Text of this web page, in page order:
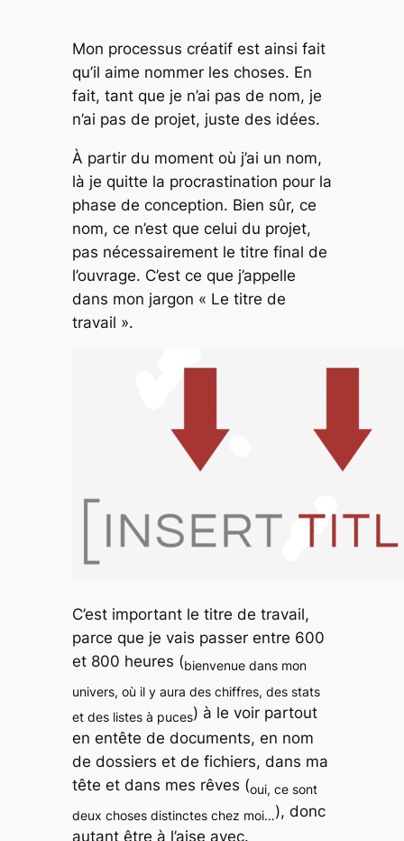
Mon processus créatif est ainsi fait
qu’il aime nommer les choses. En
fait, tant que je n’ai pas de nom, je
n’ai pas de projet, juste des idées.
À partir du moment où j’ai un nom,
là je quitte la procrastination pour la
phase de conception. Bien sûr, ce
nom, ce n’est que celui du projet,
pas nécessairement le titre final de
l’ouvrage. C’est ce que j’appelle
dans mon jargon « Le titre de
travail ».
C’est important le titre de travail,
parce que je vais passer entre 600
et 800 heures (bienvenue dans mon
univers, où il y aura des chiffres, des stats
et des listes à puces) à le voir partout
en entête de documents, en nom
de dossiers et de fichiers, dans ma
tête et dans mes rêves (oui, ce sont
deux choses distinctes chez moi…), donc
autant être à l’aise avec.